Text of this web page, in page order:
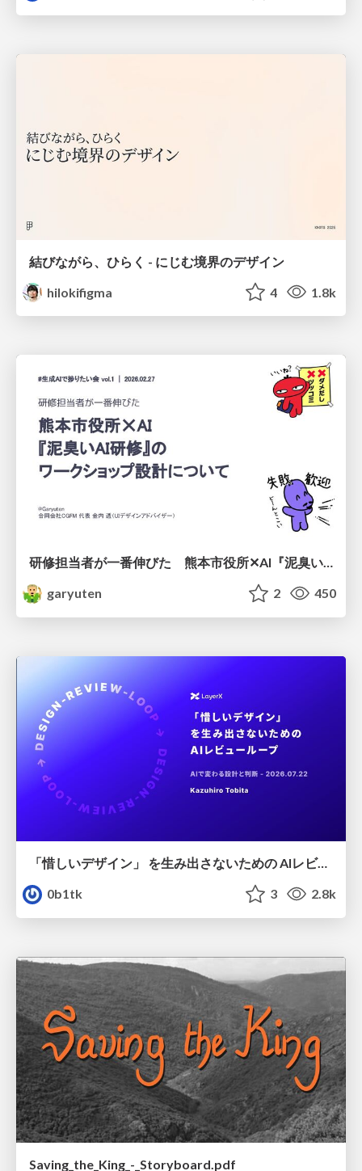
結びながら、ひらく - にじむ境界のデザイン
hilokifigma
4 1.8k
研修担当者が一番伸びた 熊本市役所✕AI『泥臭いAI研修』のワークショップ設計について
garyuten
2 450
「惜しいデザイン」 を生み出さないための AIレビューループ
0b1tk
3 2.8k
Saving_the_King_-_Storyboard.pdf